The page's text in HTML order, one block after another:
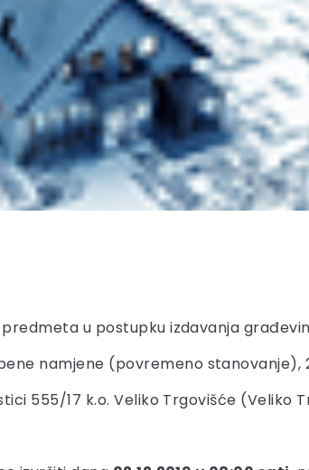
predmeta u postupku izdavanja
namjene (povremeno stanovanje),
555/17 k.o. Veliko Trgovišće (Veliko